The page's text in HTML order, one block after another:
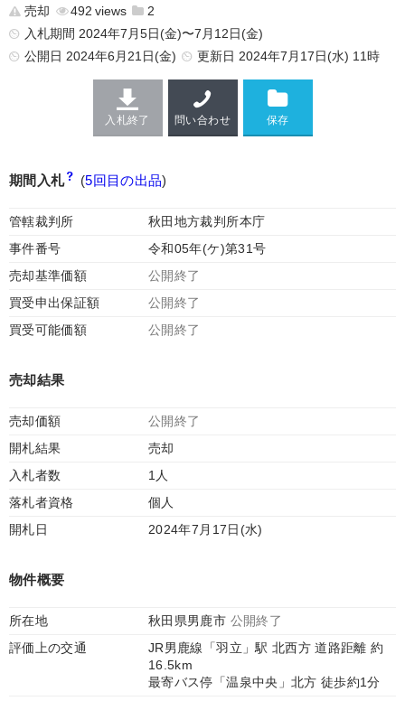
売却 492
2
入札期間 2024年7月5日(金)〜7月12日(金)
公開日 2024年6月21日(金) 更新日 2024年7月17日(水) 11時
入札終了 問い合わせ
期間入札 (5回目の出品)
管轄裁判所
秋田地方裁判所本庁
事件番号
令和05年(ケ)第31号
売却基準価額
公開終了
買受申出保証額
公開終了
買受可能価額
公開終了
売却結果
売却価額
公開終了
開札結果
売却
入札者数
1人
落札者資格
個人
開札日
2024年7月17日(水)
物件概要
所在地 秋田県男鹿市 公開終了
評価上の交通
JR男鹿線「羽立」駅 北西方 道路距離 約
16.5km
最寄バス停「温泉中央」北方 徒歩約1分